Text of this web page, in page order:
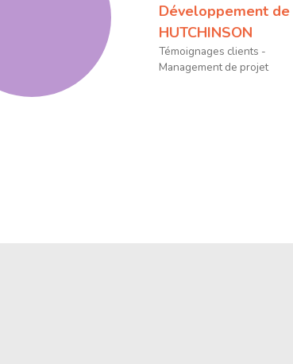
Développement
HUTCHINSON
Témoignages clients
Management de projet